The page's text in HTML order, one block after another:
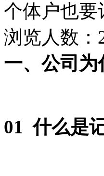
个体户也要
浏览人数：
一、公司
01什么是